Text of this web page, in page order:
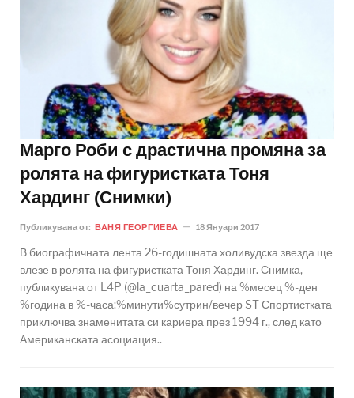
Марго Роби с драстична промяна за
ролята на фигуристката Тоня
Хардинг (Снимки)
Публикувана от: ВАНЯ ГЕОРГИЕВА 18 Януари 2017
В биографичната лента 26-годишната холивудска звезда ще
влезе в ролята на фигуристката Тоня Хардинг. Снимка,
публикувана от L4P (@la_cuarta_pared) на %месец %-ден
%година в %-часа:%минути%сутрин/вечер ST Спортистката
приключва знаменитата си кариера през 1994 г., след като
Американската асоциация..